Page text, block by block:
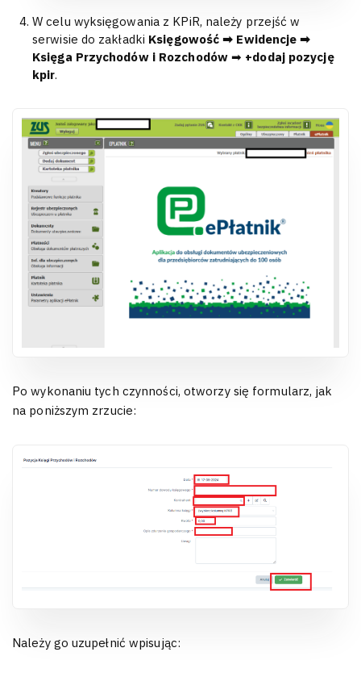
W celu wyksięgowania z KPiR, należy przejść w
serwisie do zakładki Księgowość ➡ Ewidencje ➡
Księga Przychodów i Rozchodów➡ +dodaj pozycję
kpir.
Po wykonaniu tych czynności, otworzy się formularz, jak
na poniższym zrzucie:
Należy go uzupełnić wpisując: